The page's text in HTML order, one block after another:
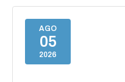
AGO
05
2026